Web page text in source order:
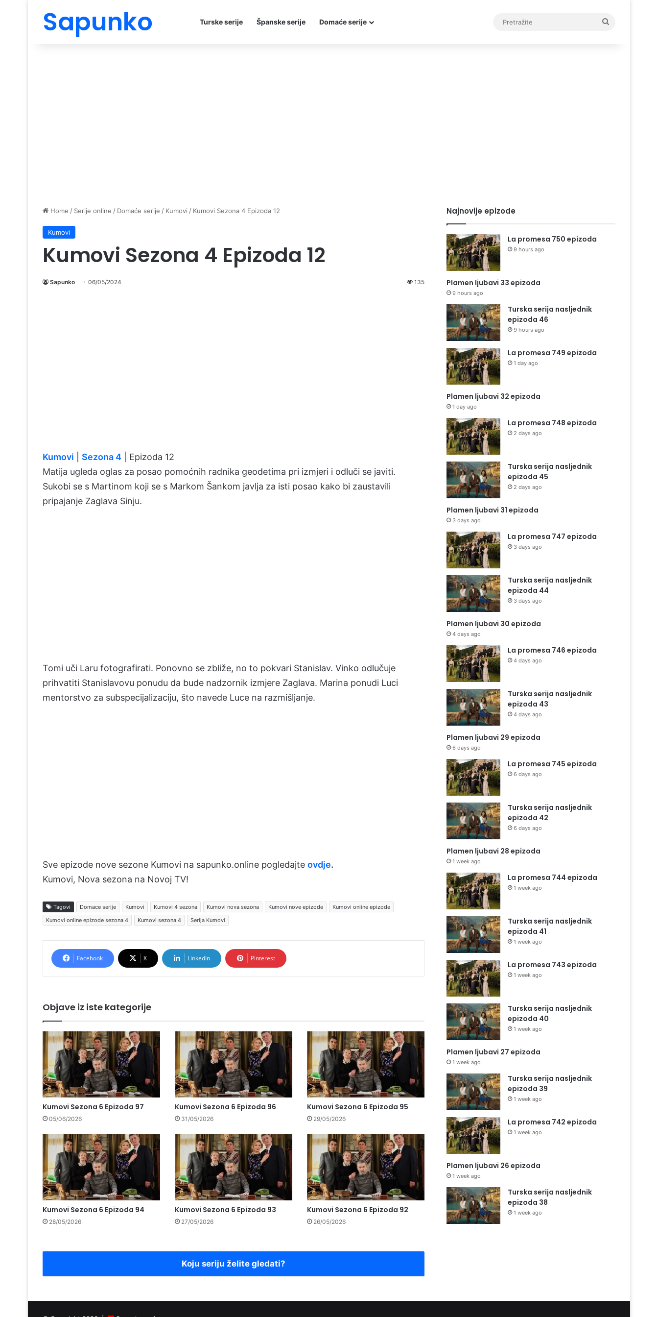
Sapunko Turske serije Španske serije Domaće serije
Home / Serije online / Domaće serije / Kumovi / Kumovi Sezona 4 Epizoda 12
Kumovi
Kumovi Sezona 4 Epizoda 12
Sapunko 06/05/2024 135
Kumovi Sezona 4 | Epizoda 12
Matija ugleda oglas za posao pomoćnih radnika geodetima pri izmjeri i odluči se javiti.
Sukobi se s Martinom koji se s Markom Šankom javlja za isti posao kako bi zaustavili
pripajanje Zaglava Sinju.
Tomi uči Laru fotografirati. Ponovno se zbliže, no to pokvari Stanislav. Vinko odlučuje
prihvatiti Stanislavovu ponudu da bude nadzornik izmjere Zaglava. Marina ponudi Luci
mentorstvo za subspecijalizaciju, što navede Luce na razmišljanje.
Sve epizode nove sezone Kumovi na sapunko.online pogledajte ovdje.
Kumovi, Nova sezona na Novoj TV!
Tagovi Domace serije Kumovi Kumovi 4 sezona Kumovi nova sezona Kumovi nove epizode
Kumovi online epizode
Kumovi online epizode sezona 4
Kumovi sezona 4 Serija Kumovi
Facebook X LinkedIn Pinterest
Objave iz iste kategorije
Kumovi Sezona 6 Epizoda 97
05/06/2026
Kumovi Sezona 6 Epizoda 96
31/05/2026
Kumovi Sezona 6 Epizoda 95
29/05/2026
Kumovi Sezona 6 Epizoda 94
28/05/2026
Kumovi Sezona 6 Epizoda 93
27/05/2026
Kumovi Sezona 6 Epizoda 92
26/05/2026
Koju seriju želite gledati?
Najnovije epizode
La promesa 750 epizoda
9 hours ago
Plamen ljubavi 33 epizoda
9 hours ago
Turska serija nasljednik
epizoda 46
9 hours ago
La promesa 749 epizoda
1 day ago
Plamen ljubavi 32 epizoda
1 day ago
La promesa 748 epizoda
2 days ago
Turska serija nasljednik
epizoda 45
2 days ago
Plamen ljubavi 31 epizoda
3 days ago
La promesa 747 epizoda
3 days ago
Turska serija nasljednik
epizoda 44
3 days ago
Plamen ljubavi 30 epizoda
4 days ago
La promesa 746 epizoda
4 days ago
Turska serija nasljednik
epizoda 43
4 days ago
Plamen ljubavi 29 epizoda
6 days ago
La promesa 745 epizoda
6 days ago
Turska serija nasljednik
epizoda 42
6 days ago
Plamen ljubavi 28 epizoda
1 week ago
La promesa 744 epizoda
1 week ago
Turska serija nasljednik
epizoda 41
1 week ago
La promesa 743 epizoda
1 week ago
Turska serija nasljednik
epizoda 40
1 week ago
Plamen ljubavi 27 epizoda
1 week ago
Turska serija nasljednik
epizoda 39
1 week ago
La promesa 742 epizoda
1 week ago
Plamen ljubavi 26 epizoda
1 week ago
Turska serija nasljednik
epizoda 38
1 week ago